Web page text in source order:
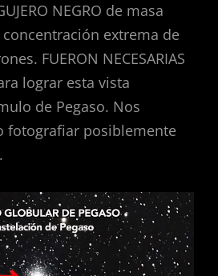
NEGRO de masa
extrema de
FUERON NECESARIAS
lograr esta vista
de Pegaso. Nos
fotografiar posiblemente